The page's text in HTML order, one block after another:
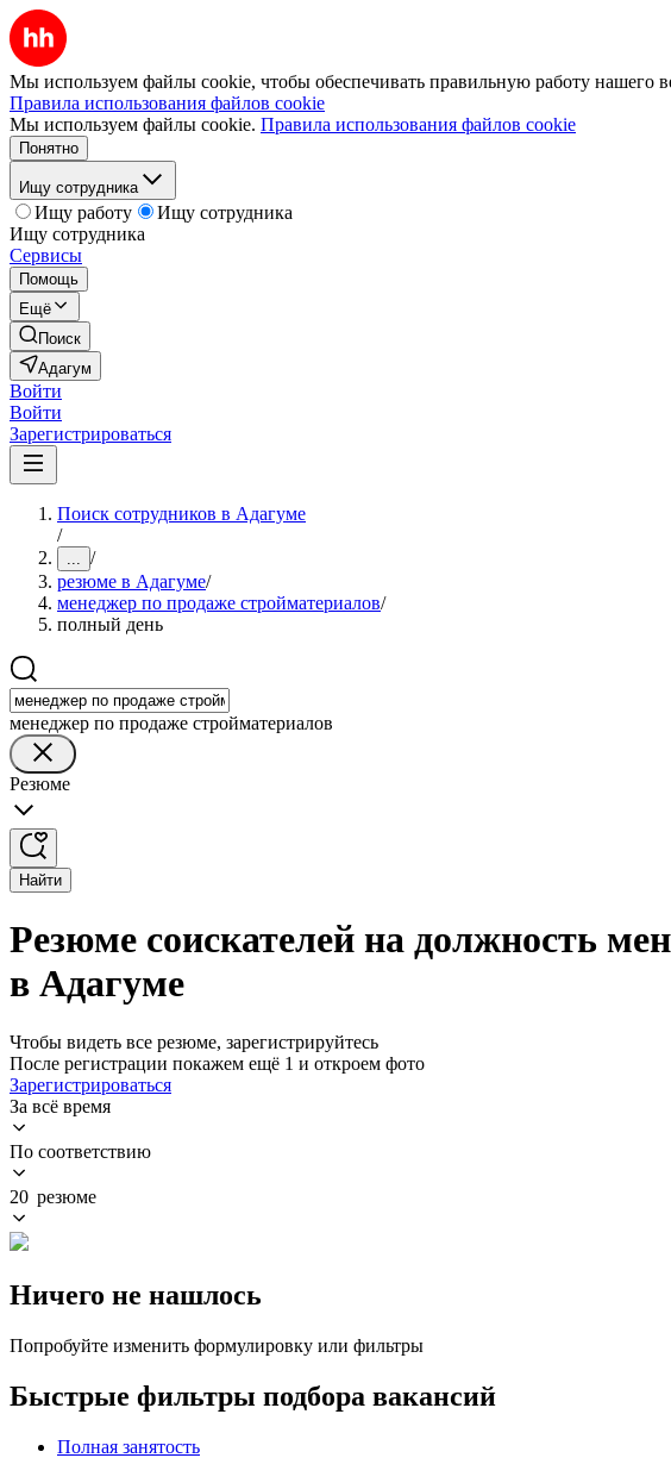
Мы используем файлы cookie, чтобы обеспечивать правильную работу нашего
Правила использования файлов cookie
Мы используем файлы cookie. Правила использования файлов cookie
Понятно
Ищу сотрудника
Ищу работу
Ищу сотрудника
Ищу сотрудника
Сервисы
Помощь
Ещё
Поиск
Адагум
Войти
Войти
Зарегистрироваться
Поиск сотрудников в Адагуме
/
... /
резюме в Адагуме/
менеджер по продаже стройматериалов/
полный день
менеджер по продаже стройматериалов
Резюме
Найти
Резюме соискателей на должность
в Адагуме
Чтобы видеть все резюме, зарегистрируйтесь
После регистрации покажем ещё 1 и откроем фото
Зарегистрироваться
За всё время
По соответствию
20 резюме
Ничего не нашлось
Попробуйте изменить формулировку или фильтры
Быстрые фильтры подбора вакансий
Полная занятость